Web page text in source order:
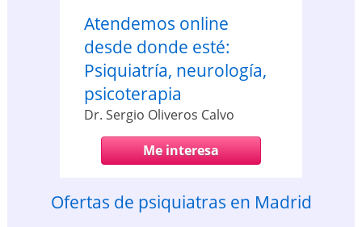
Atendemos online
desde donde esté:
Psiquiatría, neurología,
psicoterapia
Dr. Sergio Oliveros Calvo
Me interesa
Ofertas de psiquiatras en Madrid